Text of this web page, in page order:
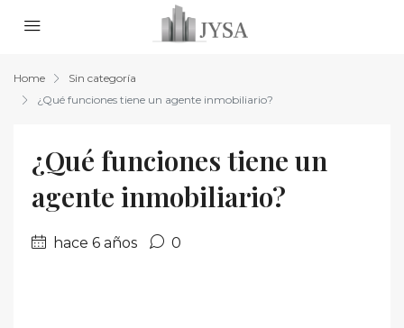
Home
Sin categoría
¿Qué funciones tiene un agente inmobiliario?
¿Qué funciones tiene un
agente inmobiliario?
hace 6 años 0